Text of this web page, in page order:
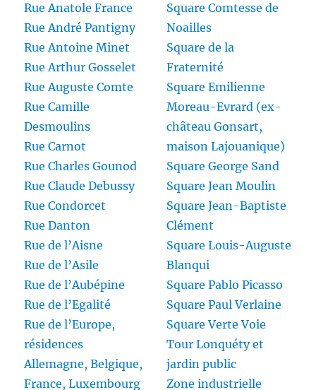
Rue Anatole France
Rue André Pantigny
Rue Antoine Minet
Rue Arthur Gosselet
Rue Auguste Comte
Rue Camille
Desmoulins
Rue Carnot
Rue Charles Gounod
Rue Claude Debussy
Rue Condorcet
Rue Danton
Rue de l’Aisne
Rue de l’Asile
Rue de l’Aubépine
Rue de l’Egalité
Rue de l’Europe,
résidences
Allemagne, Belgique,
France, Luxembourg
Square Comtesse de
Noailles
Square de la
Fraternité
Square Emilienne
Moreau-Evrard (ex-
château Gonsart,
maison Lajouanique)
Square George Sand
Square Jean Moulin
Square Jean-Baptiste
Clément
Square Louis-Auguste
Blanqui
Square Pablo Picasso
Square Paul Verlaine
Square Verte Voie
Tour Lonquéty et
jardin public
Zone industrielle